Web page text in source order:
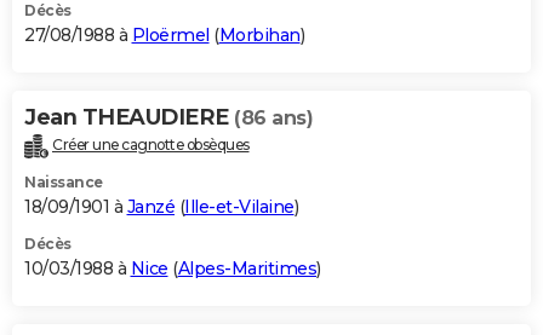
Décès
27/08/1988 à Ploërmel (Morbihan)
Jean THEAUDIERE (86 ans)
Créer une cagnotte obsèques
Naissance
18/09/1901 à Janzé (Ille-et-Vilaine)
Décès
10/03/1988 à Nice (Alpes-Maritimes)